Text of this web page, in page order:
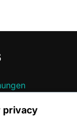
privacy